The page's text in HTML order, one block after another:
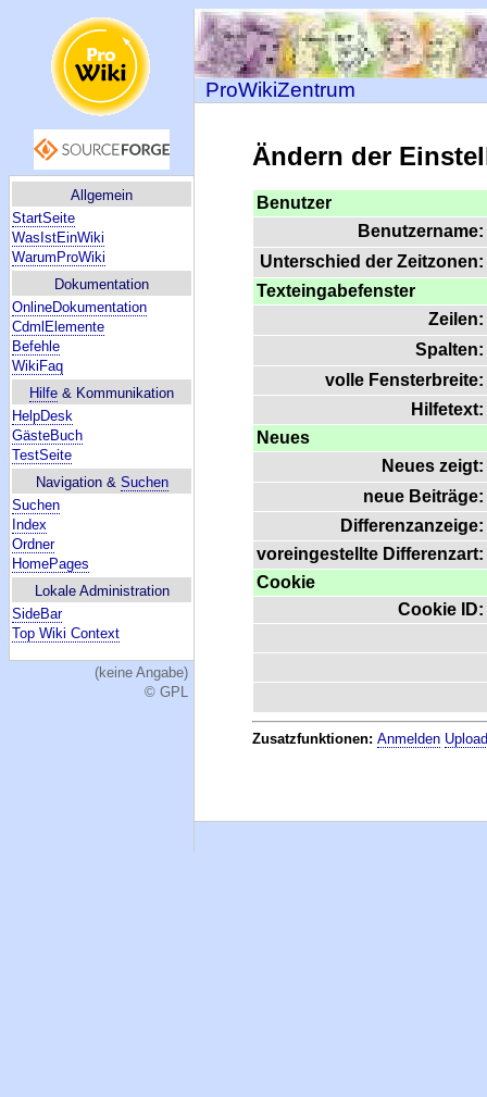
Allgemein
StartSeite
WasIstEinWiki
WarumProWiki
Dokumentation
OnlineDokumentation
CdmlElemente
Befehle
WikiFaq
Hilfe & Kommunikation
HelpDesk
GästeBuch
TestSeite
Navigation & Suchen
Suchen
Index
Ordner
HomePages
Lokale Administration
SideBar
Top Wiki Context
(keine Angabe)
© GPL
ProWikiZentrum
Ändern der
Benutzer
Benutzername:
Unterschied der Zeitzonen:
Texteingabefenster
Zeilen:
Spalten:
volle Fensterbreite:
Hilfetext:
Neues
Neues zeigt:
neue Beiträge:
Differenzanzeige:
voreingestellte Differenzart:
Cookie
Cookie ID:
Zusatzfunktionen:Anmelden